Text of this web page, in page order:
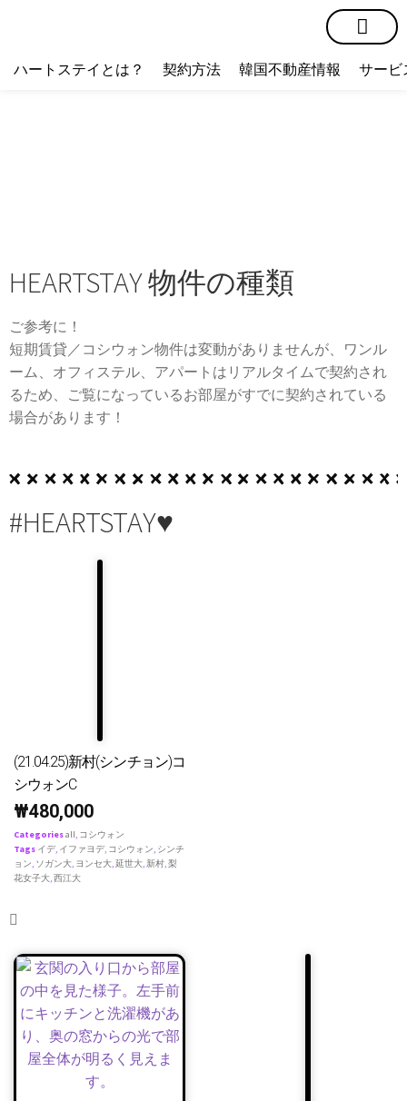
ハートステイとは？ 契約方法 韓国不動産情報 サービ
HEARTSTAY 物件の種類
ご参考に！
短期賃貸／コシウォン物件は変動がありませんが、ワンル
ーム、オフィステル、アパートはリアルタイムで契約され
るため、ご覧になっているお部屋がすでに契約されている
場合があります！
#HEARTSTAY♥
(21.04.25)新村(シンチョン)コ
シウォンC
₩480,000
Categoriesall, コシウォン
Tags イデ, イファヨデ, コシウォン, シンチ
ョン, ソガン大, ヨンセ大,延世大,新村,梨
花女子大,西江大